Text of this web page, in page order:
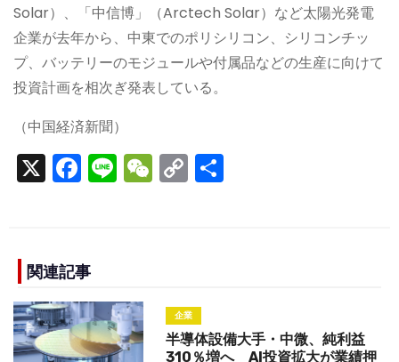
Solar）、「中信博」（Arctech Solar）など太陽光発電
企業が去年から、中東でのポリシリコン、シリコンチッ
プ、バッテリーのモジュールや付属品などの生産に向けて
投資計画を相次ぎ発表している。
（中国経済新聞）
X F
a
e
b
o
o
Li
n
W
e
C
o
n
k
関連記事
企業
半導体設備大手・中微、純利益
310％増へ AI投資拡大が業績押